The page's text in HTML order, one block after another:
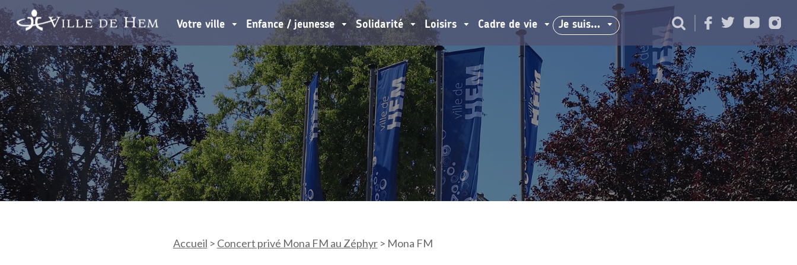
Votre ville Enfance / jeunesse Solidarité Loisirs Cadre de vie Je suis…
Accueil > Concert privé Mona FM au Zéphyr> Mona FM